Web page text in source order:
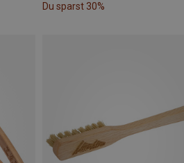
Du sparst 30%